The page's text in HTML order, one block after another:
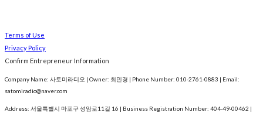
Terms of Use
Privacy Policy
Confirm Entrepreneur Information
Company Name: 사토미라디오 | Owner: 최민경 | Phone Number: 010-2761-0883 | Email:
satomiradio@naver.com
Address: 서울특별시 마포구 성암로11길 16 | Business Registration Number: 404-49-00462 |